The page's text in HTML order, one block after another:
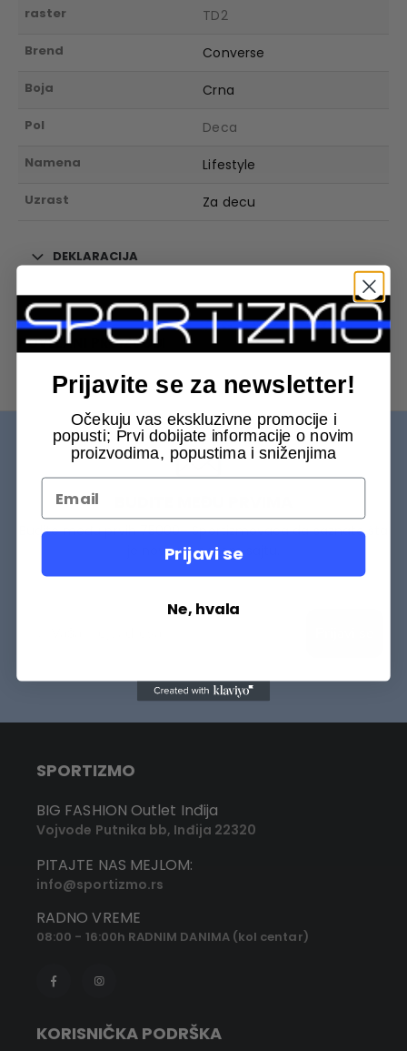
raster TD2
Brend Converse
Boja Crna
Pol Deca
Namena Lifestyle
Uzrast Za decu
DEKLARACIJA
POVEZANI PROIZVODI
Budite među prvih 75000+ Sportizmovaca da saznate šta
je novo na našem sajtu.
SPORTIZMO
BIG FASHION Outlet Inđija
Vojvode Putnika bb, Inđija 22320
PITAJTE NAS MEJLOM:
info@sportizmo.rs
RADNO VREME
08:00 - 16:00h RADNIM DANIMA (kol centar)
KORISNIČKA PODRŠKA
Prijavite se za newsletter!
Očekuju vas ekskluzivne promocije i
popusti; Prvi dobijate informacije o novim
proizvodima, popustima i sniženjima
Prijavi se
Ne, hvala